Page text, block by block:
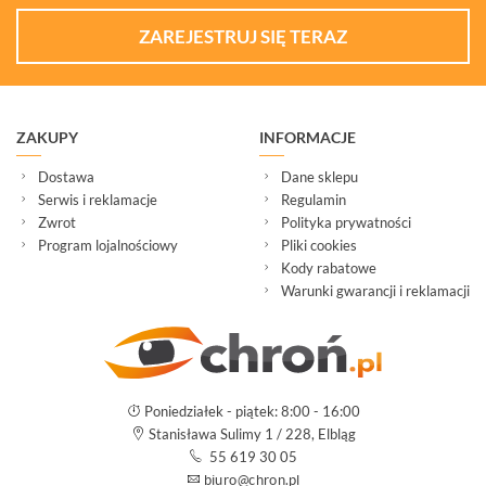
ZAREJESTRUJ SIĘ TERAZ
ZAKUPY
Dostawa
Serwis i reklamacje
Zwrot
Program lojalnościowy
INFORMACJE
Dane sklepu
Regulamin
Polityka prywatności
Pliki cookies
Kody rabatowe
Warunki gwarancji i reklamacji
Poniedziałek - piątek: 8:00 - 16:00
Stanisława Sulimy 1 / 228, Elbląg
55 619 30 05